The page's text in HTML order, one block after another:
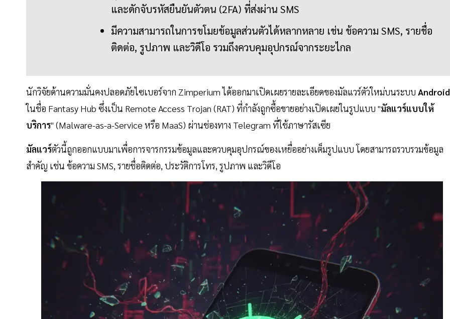
และดักจับรหัสยืนยันตัวตน (2FA) ที่ส่งผ่าน SMS
มีความสามารถในการขโมยข้อมูลส่วนตัวได้หลากหลาย เช่น ข้อความ SMS, รายชื่อ
ติดต่อ, รูปภาพ และวิดีโอ รวมถึงควบคุมอุปกรณ์จากระยะไกล
นักวิจัยด้านความมั่นคงปลอดภัยไซเบอร์จาก Zimperium ได้ออกมาเปิดเผยรายละเอียดของมัลแวร์ตัวใหม่บนระบบ Android
ในชื่อ Fantasy Hub ซึ่งเป็น Remote Access Trojan (RAT) ที่กำลังถูกซื้อขายอย่างเปิดเผยในรูปแบบ "มัลแวร์แบบให้
บริการ" (Malware-as-a-Service หรือ MaaS) ผ่านช่องทาง Telegram ที่ใช้ภาษารัสเซีย
มัลแวร์ตัวนี้ถูกออกแบบมาเพื่อการจารกรรมข้อมูลและควบคุมอุปกรณ์ของเหยื่ออย่างเต็มรูปแบบ โดยสามารถรวบรวมข้อมูล
สำคัญ เช่น ข้อความ SMS, รายชื่อติดต่อ, ประวัติการโทร, รูปภาพ และวิดีโอ